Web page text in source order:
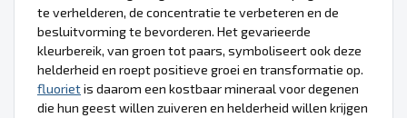
te verhelderen, de concentratie te verbeteren en de
besluitvorming te bevorderen. Het gevarieerde
kleurbereik, van groen tot paars, symboliseert ook deze
helderheid en roept positieve groei en transformatie op.
fluorietis daarom een kostbaar mineraal voor degenen
die hun geest willen zuiveren en helderheid willen krijgen